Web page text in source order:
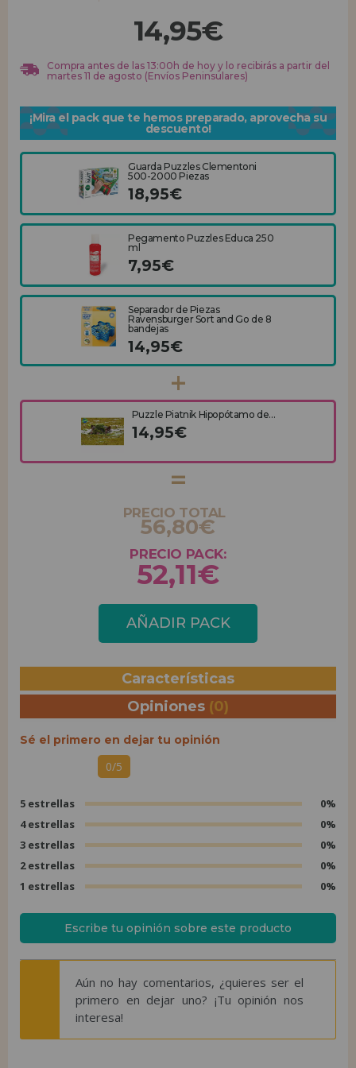
REGISTRO DISTRIBUIDOR
14,95€
Compra antes de las 13:00h de hoy y lo recibirás a partir del
martes 11 de agosto (Envíos Peninsulares)
¡Mira el pack que te hemos preparado, aprovecha su
descuento!
Guarda Puzzles Clementoni
500-2000 Piezas
18,95€
Pegamento Puzzles Educa 250
ml
7,95€
Separador de Piezas
Ravensburger Sort and Go de 8
bandejas
14,95€
Puzzle Piatnik Hipopótamo de...
14,95€
PRECIO TOTAL
56,80€
PRECIO PACK:
52,11€
AÑADIR PACK
Características
Opiniones (0)
Sé el primero en dejar tu opinión
0/5
5 estrellas
0%
4 estrellas
0%
3 estrellas
0%
2 estrellas
0%
1 estrellas
0%
Escribe tu opinión sobre este producto
Aún no hay comentarios, ¿quieres ser el
primero en dejar uno? ¡Tu opinión nos
interesa!